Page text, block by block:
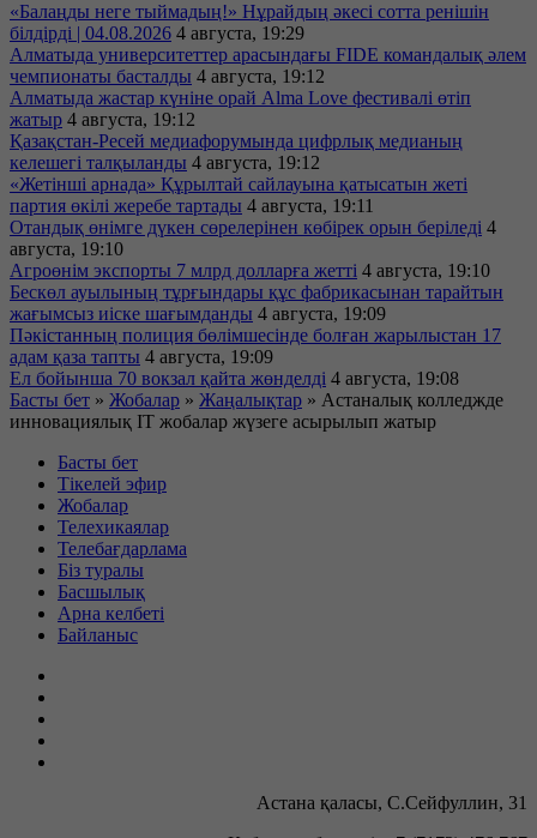
«Балаңды неге тыймадың!» Нұрайдың әкесі сотта ренішін
білдірді | 04.08.2026 4 августа, 19:29
Алматыда университеттер арасындағы FIDE командалық әлем
чемпионаты басталды 4 августа, 19:12
Алматыда жастар күніне орай Alma Love фестивалі өтіп
жатыр 4 августа, 19:12
Қазақстан-Ресей медиафорумында цифрлық медианың
келешегі талқыланды 4 августа, 19:12
«Жетінші арнада» Құрылтай сайлауына қатысатын жеті
партия өкілі жеребе тартады 4 августа, 19:11
Отандық өнімге дүкен сөрелерінен көбірек орын беріледі 4
августа, 19:10
Агроөнім экспорты 7 млрд долларға жетті 4 августа, 19:10
Бескөл ауылының тұрғындары құс фабрикасынан тарайтын
жағымсыз иіске шағымданды 4 августа, 19:09
Пәкістанның полиция бөлімшесінде болған жарылыстан 17
адам қаза тапты 4 августа, 19:09
Ел бойынша 70 вокзал қайта жөнделді 4 августа, 19:08
Басты бет » Жобалар » Жаңалықтар » Астаналық колледжде
инновациялық IT жобалар жүзеге асырылып жатыр
Басты бет
Тікелей эфир
Жобалар
Телехикаялар
Телебағдарлама
Біз туралы
Басшылық
Арна келбеті
Байланыс
Астана қаласы, С.Сейфуллин, 31